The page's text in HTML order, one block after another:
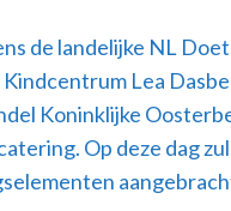
de landelijke NL
Lea
Koninklijke
Op deze dag